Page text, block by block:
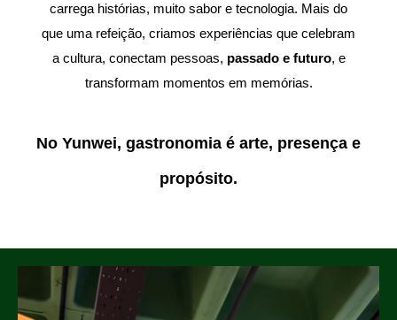
carrega histórias, muito sabor e tecnologia. Mais do
que uma refeição, criamos experiências que celebram
a cultura, conectam pessoas, passado e futuro, e
transformam momentos em memórias.
No Yunwei, gastronomia é arte, presença e
propósito.